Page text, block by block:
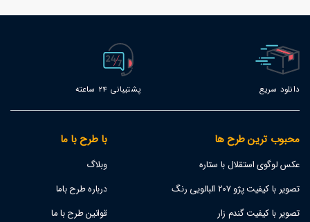
دانلود سریع پشتیبانی 24 ساعته
محبوب ترین طرح ها
عکس لوگوی استقلال با ستاره
تصویر با کیفیت پژو 207 البالویی رنگ
تصویر با کیفیت گندم زار
با طرح با ما
وبلاگ
درباره طرح باما
قوانین طرح با ما